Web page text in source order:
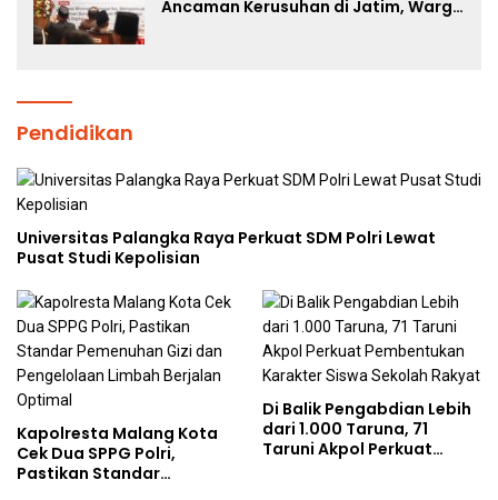
Ancaman Kerusuhan di Jatim, Warga
Pendidikan
Universitas Palangka Raya Perkuat SDM Polri Lewat
Pusat Studi Kepolisian
Kapolresta Malang Kota
Cek Dua SPPG Polri,
Pastikan Standar
Di Balik Pengabdian Lebih
dari 1.000 Taruna, 71
Taruni Akpol Perkuat